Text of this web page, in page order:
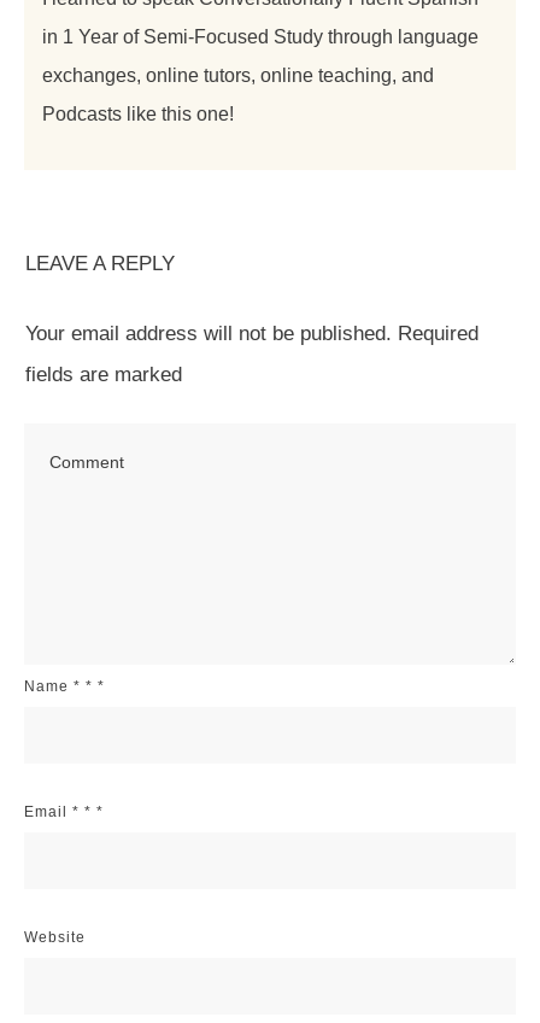
in 1 Year of Semi-Focused Study through language
exchanges, online tutors, online teaching, and
Podcasts like this one!
LEAVE A REPLY
Your email address will not be published. Required
fields are marked
Name * * *
Email * * *
Website